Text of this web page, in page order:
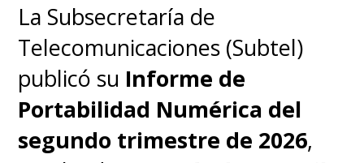
La Subsecretaría de
Telecomunicaciones (Subtel)
publicó su Informe de
Portabilidad Numérica del
segundo trimestre de 2026,